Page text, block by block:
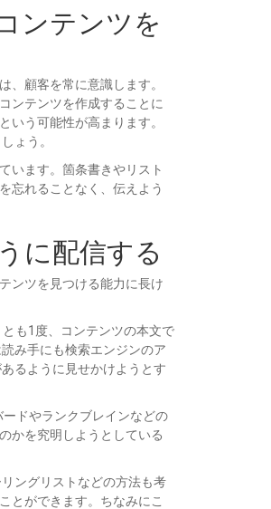
ンテンツを
顧客を常に意識します。
ンテンツを作成することに
いう可能性が高まります。
ょう。
います。箇条書きやリスト
忘れることなく、伝えよう
に配信する
ンツを見つける能力に長け
も1度、コンテンツの本文で
み手にも検索エンジンのア
るように見せかけようとす
ドやランクブレインなどの
かを究明しようとしている
ングリストなどの方法も考
とができます。ちなみにこ